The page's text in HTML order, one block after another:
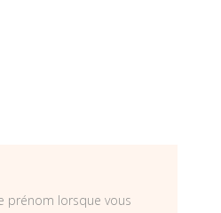
prénom lorsque vous